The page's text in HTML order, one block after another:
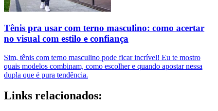
Tênis pra usar com terno masculino: como acertar
no visual com estilo e confiança
Sim, tênis com terno masculino pode ficar incrível! Eu te mostro
quais modelos combinam, como escolher e quando apostar nessa
dupla que é pura tendência.
Links relacionados: